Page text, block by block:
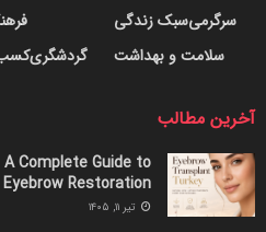
سبک زندگیسرگرمی
سلامت و بهداشت
کسبگردشگری
آخرین مطالب
Complete Guide to
Restoration
تیر ۱۱, ۱۴۰۵